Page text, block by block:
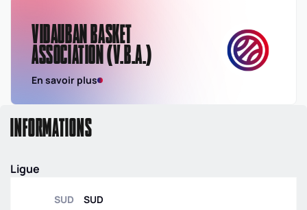
VIDAUBAN BASKET
ASSOCIATION (V.B.A.)
En savoir plus
INFORMATIONS
Ligue
SUD SUD